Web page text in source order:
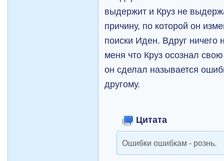
выдержит и Круз не
причину, по которой он
поиски Иден. Вдруг ничего
меня что Круз осознал
он сделал называется
другому.
Цитата
Ошибки ошибкам - рознь.